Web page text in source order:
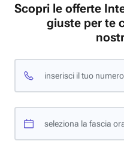
Scopri le offerte
giuste per te
inserisci il tuo
seleziona la fascia